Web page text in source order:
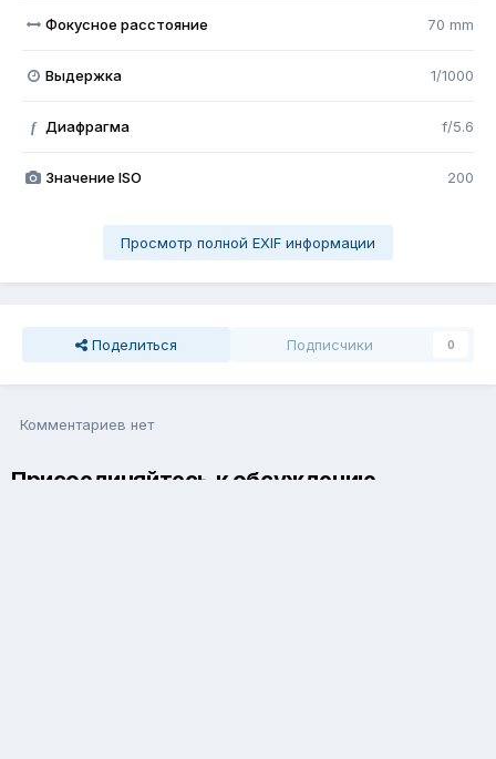
Фокусное расстояние 70 mm
Выдержка 1/1000
f Диафрагма f/5.6
Значение ISO 200
Просмотр полной EXIF информации
Поделиться Подписчики 0
Комментариев нет
Присоединяйтесь к обсуждению